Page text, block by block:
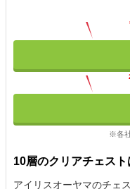
※各
10層のクリアチェス
アイリスオーヤマのチェ